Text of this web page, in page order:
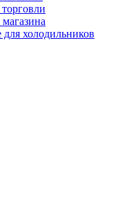
холодильников